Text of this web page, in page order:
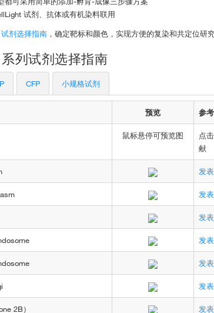
试剂、抗体或有机染料联用
剂选择指南 ，确定靶标和颜色，实现方便的复染和共定位研究
列试剂选择指南
CFP 小规格试剂
预览 参
鼠标悬停可预览图
点
献
发
发
发
发
发
发
2B） 发